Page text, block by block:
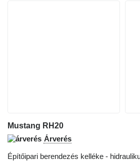
Mustang RH20
Árverés
Építőipari berendezés kelléke -